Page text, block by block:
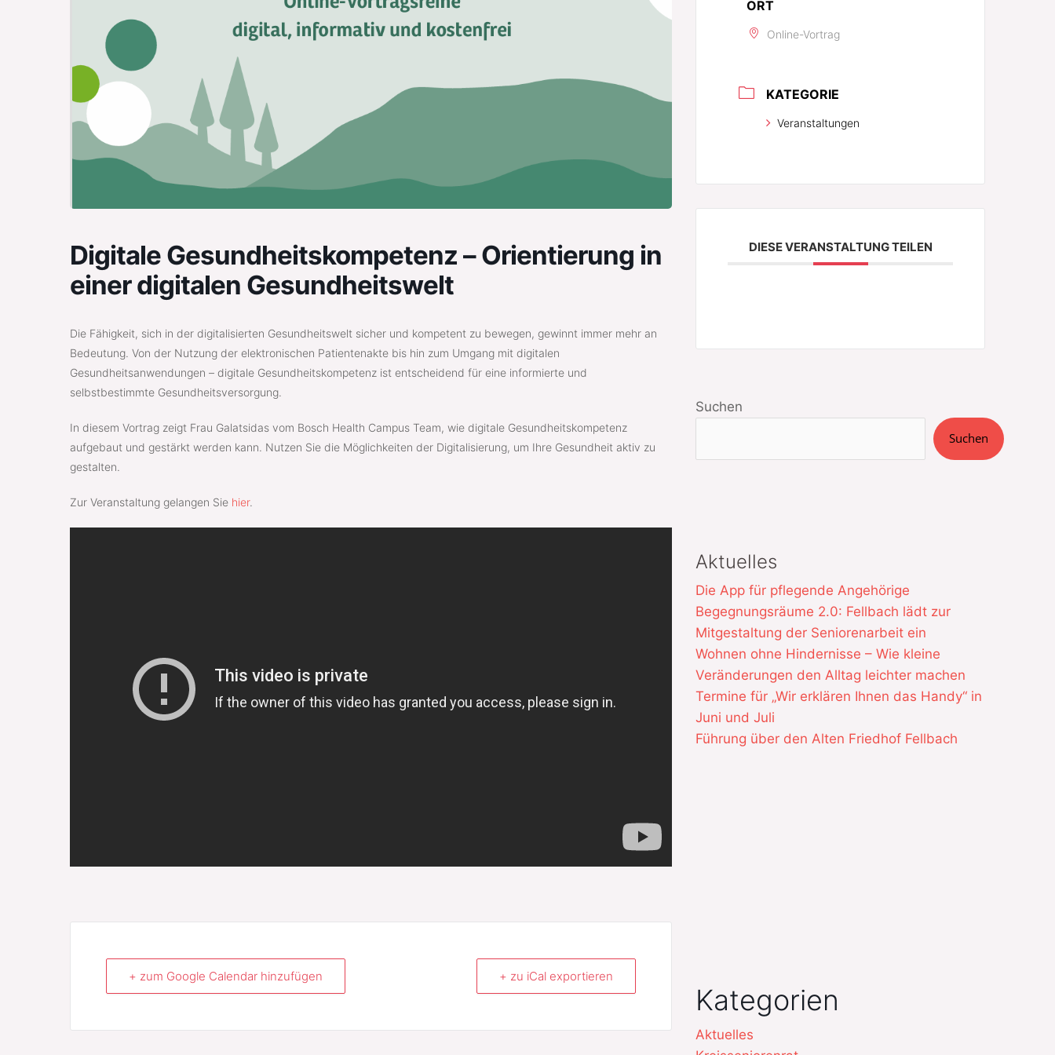
Digitale Gesundheitskompetenz – Orientierung in
einer digitalen Gesundheitswelt
Die Fähigkeit, sich in der digitalisierten Gesundheitswelt sicher und kompetent zu bewegen, gewinnt immer mehr an
Bedeutung. Von der Nutzung der elektronischen Patientenakte bis hin zum Umgang mit digitalen
Gesundheitsanwendungen – digitale Gesundheitskompetenz ist entscheidend für eine informierte und
selbstbestimmte Gesundheitsversorgung.
In diesem Vortrag zeigt Frau Galatsidas vom Bosch Health Campus Team, wie digitale Gesundheitskompetenz
aufgebaut und gestärkt werden kann. Nutzen Sie die Möglichkeiten der Digitalisierung, um Ihre Gesundheit aktiv zu
gestalten.
Zur Veranstaltung gelangen Sie hier.
+ zum Google Calendar hinzufügen + zu iCal exportieren
ORT
Online-Vortrag
KATEGORIE
Veranstaltungen
DIESE VERANSTALTUNG TEILEN
Suchen
Suchen
Aktuelles
Die App für pflegende Angehörige
Begegnungsräume 2.0: Fellbach lädt zur
Mitgestaltung der Seniorenarbeit ein
Wohnen ohne Hindernisse – Wie kleine
Veränderungen den Alltag leichter machen
Termine für „Wir erklären Ihnen das Handy“ in
Juni und Juli
Führung über den Alten Friedhof Fellbach
Kategorien
Aktuelles